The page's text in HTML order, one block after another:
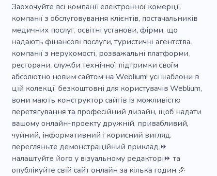
Просування по службі
Аналітика
Компанія
Планування
Зростання
Запуск
Студія розробки ігор
Високотехнологічні
Сучасні технології
Технологічні рішення
Коворкінг
Цифровий брендинг
Цифрова стратегія
Швидке навчання
Нова віртуальна реальність
Сервер
Технологічний
Працювати
Заохочуйте всі компанії електронної комерції,
компанії з обслуговування клієнтів, постачальників
медичних послуг, освітні установи, фірми, що
надають фінансові послуги, туристичні агентства,
компанії з нерухомості, розважальні платформи,
ресторани, служби технічної підтримки своїм
абсолютно новим сайтом на Weblium! усі шаблони в
цій колекції безкоштовні для користувачів Weblium,
вони мають конструктор сайтів із можливістю
перетягування та професійний дизайн, щоб надати
вашому онлайн-проекту дружній, привабливий,
чуйний, інформативний і корисний вигляд.
перегляньте демонстраційний приклад,⏩
налаштуйте його у візуальному редакторі⏩ та
опублікуйте свій сайт онлайн за кілька годин.🎉